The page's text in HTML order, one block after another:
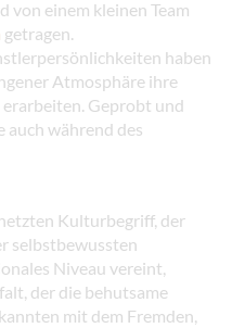
von einem kleinen Team
getragen.
haben
Atmosphäre ihre
Geprobt und
während des
Kulturbegriff, der
selbstbewussten
Niveau vereint,
der die behutsame
mit dem Fremden,